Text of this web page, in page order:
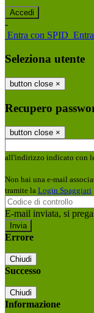
-
Entra con SPID
Seleziona utente
button close ×
Recupero
button close ×
all'indirizzo indicato con
Non hai una e-mail
tramite la Login Spaggiari
E-mail inviata, si
Errore
Chiudi
Successo
Chiudi
Informazione